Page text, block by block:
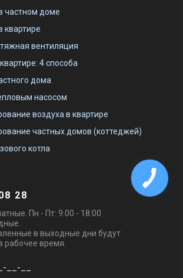
частном доме
квартире
вентиляция
4 способа
дома
насосом
воздуха в квартире
частных домов (коттеджей)
котла
28
Пн - Пт: 9:00 - 18:00
в выходные дни будут
рабочее время.